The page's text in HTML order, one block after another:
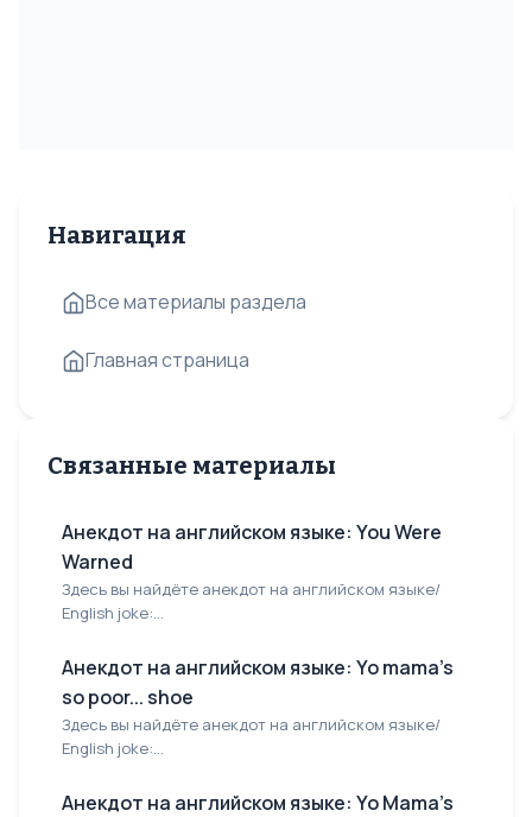
Навигация
Все материалы раздела
Главная страница
Связанные материалы
Анекдот на английском языке: You Were
Warned
Здесь вы найдёте анекдот на английском языке/
English joke:...
Анекдот на английском языке: Yo mama's
so poor... shoe
Здесь вы найдёте анекдот на английском языке/
English joke:...
Анекдот на английском языке: Yo Mama's